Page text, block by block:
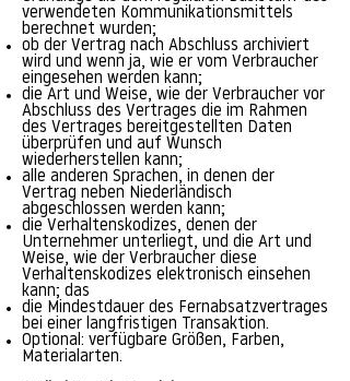
verwendeten Kommunikationsmittels
berechnet wurden;
ob der Vertrag nach Abschluss archiviert
wird und wenn ja, wie er vom Verbraucher
eingesehen werden kann;
die Art und Weise, wie der Verbraucher vor
Abschluss des Vertrages die im Rahmen
des Vertrages bereitgestellten Daten
überprüfen und auf Wunsch
wiederherstellen kann;
alle anderen Sprachen, in denen der
Vertrag neben Niederländisch
abgeschlossen werden kann;
die Verhaltenskodizes, denen der
Unternehmer unterliegt, und die Art und
Weise, wie der Verbraucher diese
Verhaltenskodizes elektronisch einsehen
kann; das
die Mindestdauer des Fernabsatzvertrages
bei einer langfristigen Transaktion.
Optional: verfügbare Größen, Farben,
Materialarten.